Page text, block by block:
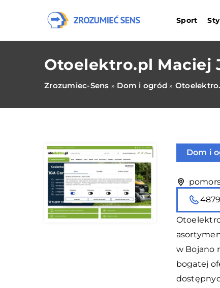
Sport
Otoelektro.pl Maciej
Zrozumiec-Sens » Dom i ogród »
Dom i
w Bojano
bogatej